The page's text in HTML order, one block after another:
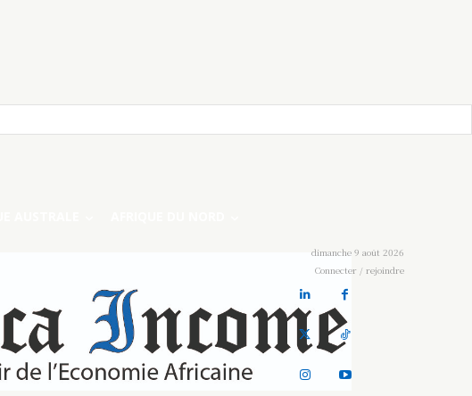
dimanche 9 août 2026
Connecter / rejoindre